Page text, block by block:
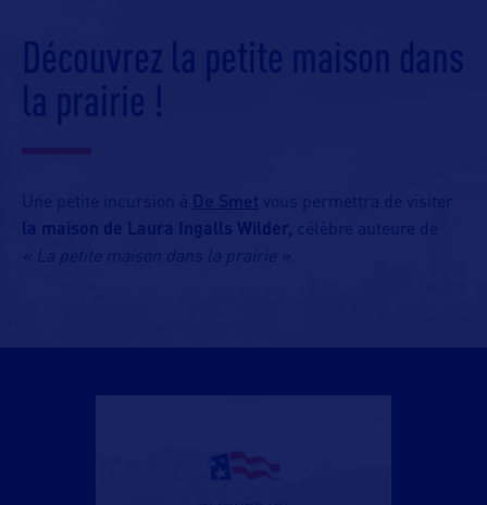
Découvrez la petite maison dans
Une petite incursion à De Smet vous permettra de visiter
la maison de Laura Ingalls Wilder, célèbre auteure de
« La petite maison dans la prairie ».